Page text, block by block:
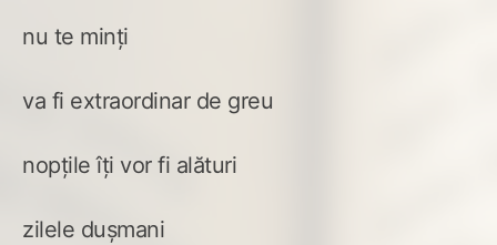
nu te minți
va fi extraordinar de greu
nopțile îți vor fi alături
zilele dușmani